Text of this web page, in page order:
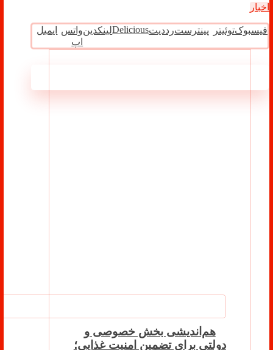
اخبار
فیسبوکتوئیتر پینترسترددیتDeliciousلینکدینواتس
اپ
ایمیل
هم‌اندیشی بخش خصوصی و
دولتی برای تضمین امنیت غذایی؛